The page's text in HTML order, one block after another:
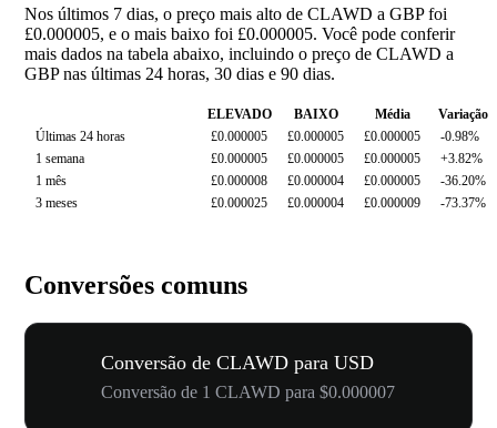
Nos últimos 7 dias, o preço mais alto de CLAWD a GBP foi
£0.000005, e o mais baixo foi £0.000005. Você pode conferir
mais dados na tabela abaixo, incluindo o preço de CLAWD a
GBP nas últimas 24 horas, 30 dias e 90 dias.
ELEVADO BAIXO Média
Variação
Últimas 24 horas
£0.000005 £0.000005 £0.000005
-0.98%
1 semana
£0.000005 £0.000005 £0.000005
+3.82%
1 mês
£0.000008 £0.000004 £0.000005
-36.20%
3 meses
£0.000025 £0.000004 £0.000009 -73.37%
Conversões comuns
Conversão de CLAWD para USD
Conversão de 1 CLAWD para $0.000007